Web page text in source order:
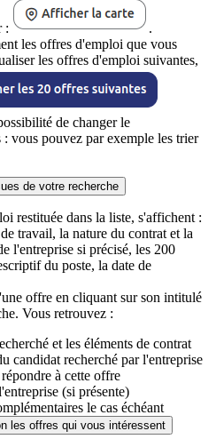
:
.
les offres d'emploi que vous
les offres d'emploi suivantes,
de changer le
: vous pouvez par exemple les trier
de votre recherche
restituée dans la liste, s'affichent :
travail, la nature du contrat et la
l'entreprise si précisé, les 200
du poste, la date de
offre en cliquant sur son intitulé
Vous retrouvez :
et les éléments de contrat
candidat recherché par l'entreprise
à cette offre
(si présente)
le cas échéant
les offres qui vous intéressent